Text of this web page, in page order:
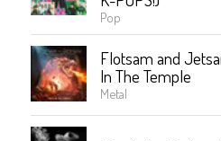
Pop
Flotsam and
In The Temple
Metal